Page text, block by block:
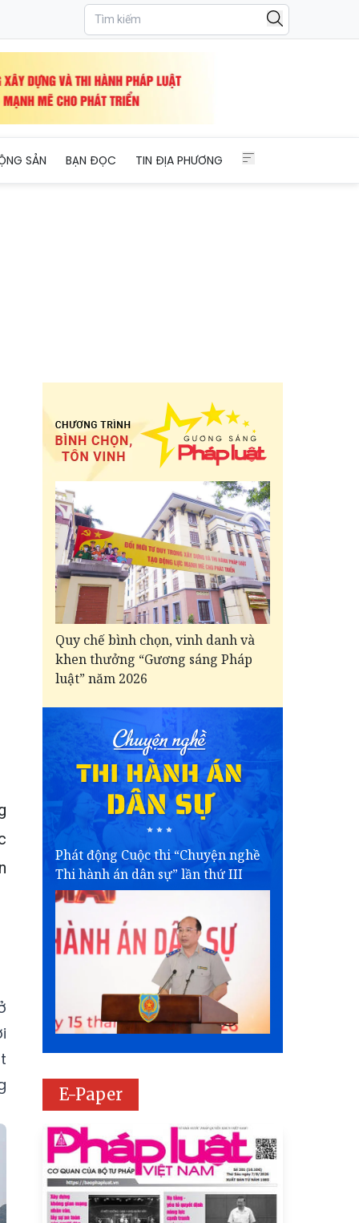
SẢN BẠN ĐỌC TIN ĐỊA PHƯƠNG
Quy chế bình chọn, vinh danh và
khen thưởng “Gương sáng Pháp
luật” năm 2026
Phát động Cuộc thi “Chuyện nghề
Thi hành án dân sự” lần thứ III
E-Paper